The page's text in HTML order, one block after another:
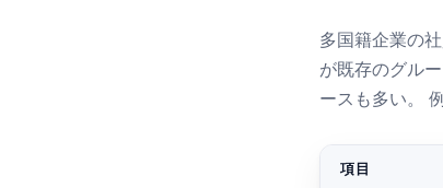
多国籍企業の
が既存のグル
ースも多い。
項目